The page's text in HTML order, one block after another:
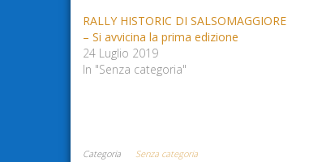
RALLY HISTORIC DI SALSOMAGGIORE
– Si avvicina la prima edizione
24 Luglio 2019
In "Senza categoria"
Categoria Senza categoria